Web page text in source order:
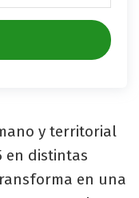
y territorial
en distintas
en una